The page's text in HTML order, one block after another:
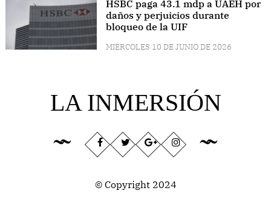
HSBC paga 43.1 mdp a UAEH por
daños y perjuicios durante
bloqueo de la UIF
MIÉRCOLES 10 DE JUNIO DE 2026
LA INMERSIÓN
© Copyright 2024